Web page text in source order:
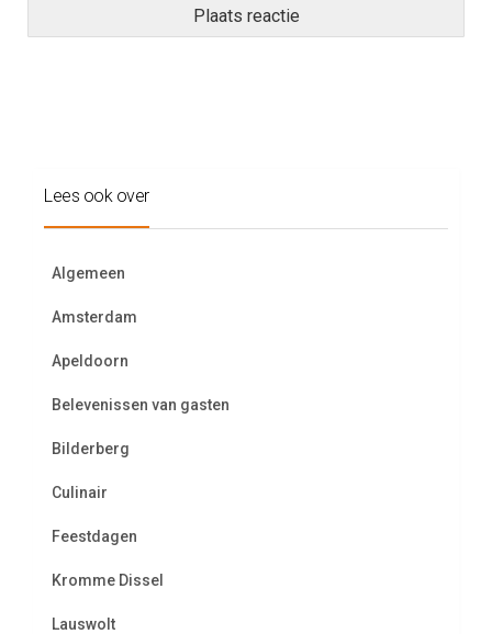
Lees ook over
Algemeen
Amsterdam
Apeldoorn
Belevenissen van gasten
Bilderberg
Culinair
Feestdagen
Kromme Dissel
Lauswolt